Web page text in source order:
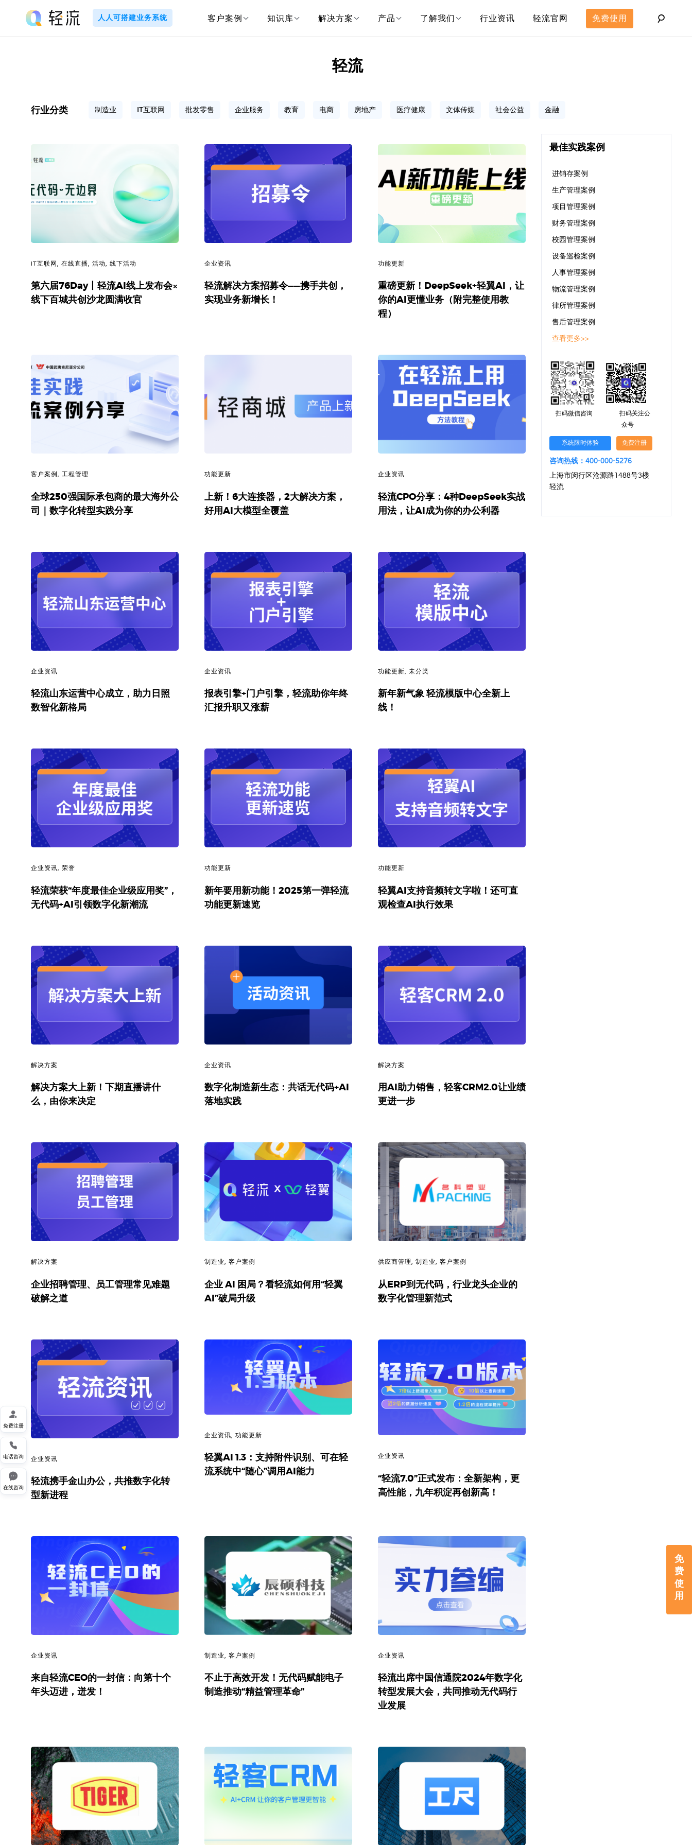
content
A
无
代
解
决
方
案
低
代
码
代
码
例
白
书
人人可搭建业务系统 客户案例 知识库 解决方案 产品 了解我们 行业资讯 轻流官网 免费使用
免
费
使
用
轻流
行业分类 制造业 IT互联网 批发零售 企业服务 教育 电商 房地产 医疗健康 文体传媒 社会公益 金融
IT互联网 , 在线直播, 活动, 线下活动
第六届76Day丨轻流AI线上发布会×
线下百城共创沙龙圆满收官
企业资讯
轻流解决方案招募令——携手共创，
实现业务新增长！
功能更新
重磅更新！DeepSeek+轻翼AI，让
你的AI更懂业务（附完整使用教
程）
客户案例 , 工程管理
全球250强国际承包商的最大海外公
司｜数字化转型实践分享
功能更新
上新！6大连接器，2大解决方案，
好用AI大模型全覆盖
企业资讯
轻流CPO分享：4种DeepSeek实战
用法，让AI成为你的办公利器
企业资讯
轻流山东运营中心成立，助力日照
数智化新格局
企业资讯
报表引擎+门户引擎，轻流助你年终
汇报升职又涨薪
功能更新,未分类
新年新气象 轻流模版中心全新上
线！
企业资讯, 荣誉
轻流荣获“年度最佳企业级应用奖”，
无代码+AI引领数字化新潮流
功能更新
新年要用新功能！2025第一弹轻流
功能更新速览
功能更新
轻翼AI支持音频转文字啦！还可直
观检查AI执行效果
解决方案
解决方案大上新！下期直播讲什
么，由你来决定
企业资讯
数字化制造新生态：共话无代码+AI
落地实践
解决方案
用AI助力销售，轻客CRM2.0让业绩
更进一步
解决方案
企业招聘管理、员工管理常见难题
破解之道
制造业,客户案例
企业 AI 困局？看轻流如何用“轻翼
AI”破局升级
供应商管理,制造业,客户案例
从ERP到无代码，行业龙头企业的
数字化管理新范式
企业资讯
轻流携手金山办公，共推数字化转
型新进程
企业资讯 ,功能更新
轻翼AI 1.3：支持附件识别、可在轻
流系统中“随心”调用AI能力
企业资讯
“轻流7.0”正式发布：全新架构，更
高性能，九年积淀再创新高！
企业资讯
来自轻流CEO的一封信：向第十个
年头迈进，迸发！
制造业,客户案例
不止于高效开发！无代码赋能电子
制造推动“精益管理革命”
企业资讯
轻流出席中国信通院2024年数字化
转型发展大会，共同推动无代码行
业发展
最佳实践案例
进销存案例
生产管理案例
项目管理案例
财务管理案例
校园管理案例
设备巡检案例
人事管理案例
物流管理案例
律所管理案例
售后管理案例
查看更多>>
扫码微信咨询
扫码关注公
众号
系统限时体验 免费注册
咨询热线：400-000-5276
上海市闵行区沧源路1488号3楼
轻流

免费注册

电话咨询

在线咨询